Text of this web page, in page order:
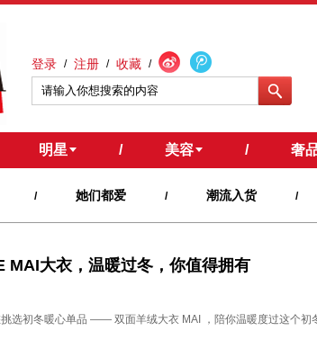
登录 / 注册 / 收藏 /
明星 / 美容 / 奢
/ 她们都爱 / 潮流入货 /
MAI大衣，温暖过冬，你值得拥有
选初冬暖心单品 —— 双面羊绒大衣 MAI ，陪你温暖度过这个初